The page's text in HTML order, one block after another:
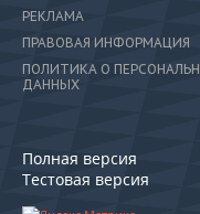
РЕКЛАМА
ПРАВОВАЯ ИНФОРМАЦИЯ
ПОЛИТИКА О
ДАННЫХ
Полная версия
Тестовая версия